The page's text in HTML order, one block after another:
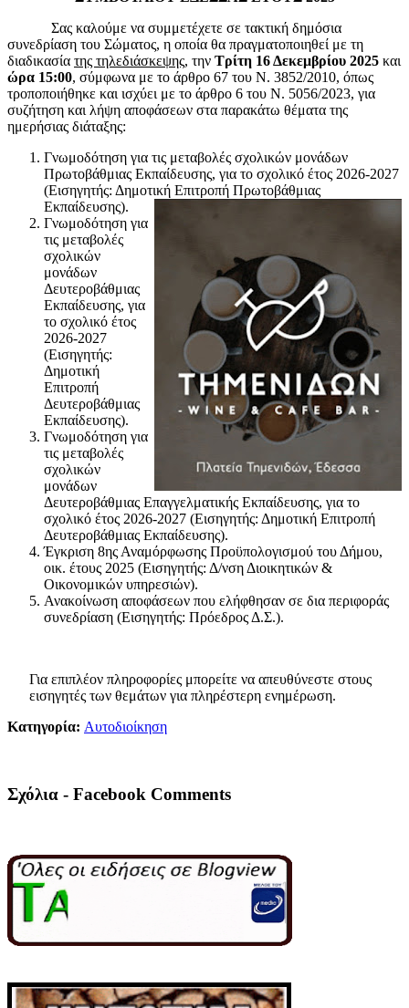
Σας καλούμε να συμμετέχετε σε τακτική δημόσια
συνεδρίαση του Σώματος, η οποία θα πραγματοποιηθεί με τη
διαδικασία της τηλεδιάσκεψης, την Τρίτη 16 Δεκεμβρίου 2025 και
ώρα 15:00, σύμφωνα με το άρθρο 67 του Ν. 3852/2010, όπως
τροποποιήθηκε και ισχύει με το άρθρο 6 του Ν. 5056/2023, για
συζήτηση και λήψη αποφάσεων στα παρακάτω θέματα της
ημερήσιας διάταξης:
Γνωμοδότηση για τις μεταβολές σχολικών μονάδων
Πρωτοβάθμιας Εκπαίδευσης, για το σχολικό έτος 2026-2027
(Εισηγητής: Δημοτική Επιτροπή Πρωτοβάθμιας
Εκπαίδευσης).
Γνωμοδότηση για
τις μεταβολές
σχολικών
μονάδων
Δευτεροβάθμιας
Εκπαίδευσης, για
το σχολικό έτος
2026-2027
(Εισηγητής:
Δημοτική
Επιτροπή
Δευτεροβάθμιας
Εκπαίδευσης).
Γνωμοδότηση για
τις μεταβολές
σχολικών
μονάδων
Δευτεροβάθμιας Επαγγελματικής Εκπαίδευσης, για το
σχολικό έτος 2026-2027 (Εισηγητής: Δημοτική Επιτροπή
Δευτεροβάθμιας Εκπαίδευσης).
Έγκριση 8ης Αναμόρφωσης Προϋπολογισμού του Δήμου,
οικ. έτους 2025 (Εισηγητής: Δ/νση Διοικητικών &
Οικονομικών υπηρεσιών).
Ανακοίνωση αποφάσεων που ελήφθησαν σε δια περιφοράς
συνεδρίαση (Εισηγητής: Πρόεδρος Δ.Σ.).
Για επιπλέον πληροφορίες μπορείτε να απευθύνεστε στους
εισηγητές των θεμάτων για πληρέστερη ενημέρωση.
Κατηγορία: Αυτοδιοίκηση
Σχόλια - Facebook Comments